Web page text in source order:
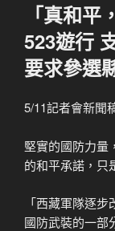
「真和
523遊行
要求參選
5/11記者會新聞
堅實的國防力量
的和平承諾，只
「西藏軍隊逐
國防武裝的一部